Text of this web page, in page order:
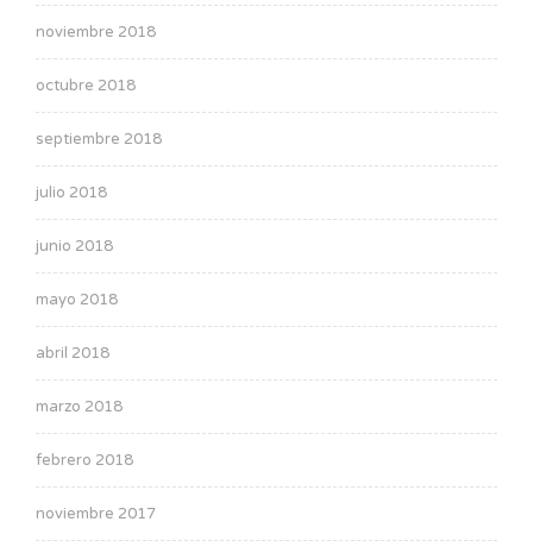
noviembre 2018
octubre 2018
septiembre 2018
julio 2018
junio 2018
mayo 2018
abril 2018
marzo 2018
febrero 2018
noviembre 2017